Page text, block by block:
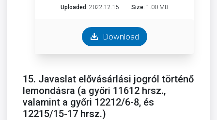
Uploaded: 2022.12.15 Size: 1.00 MB
Download
15. Javaslat elővásárlási jogról történő
lemondásra (a győri 11612 hrsz.,
valamint a győri 12212/6-8, és
12215/15-17 hrsz.)